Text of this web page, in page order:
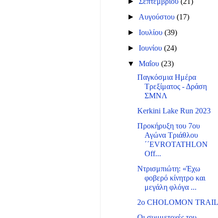
► Αυγούστου(17)
►Ιουλίου(39)
►Ιουνίου(24)
▼Μαΐου(23)
Παγκόσμια Ημέρα
Τρεξίματος - Δράση
ΣΜΝΛ
Kerkini Lake Run 2023
Προκήρυξη του 7ου
Αγώνα Τριάθλου
΄΄EVROTATHLON
Off...
Ντρισμπιώτη: «Έχω
φοβερό κίνητρο και
μεγάλη φλόγα ...
2ο CHOLOMON